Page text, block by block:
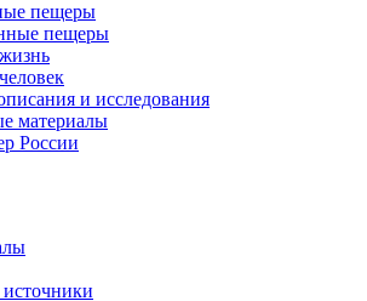
пещеры
пещеры
и исследования
материалы
России